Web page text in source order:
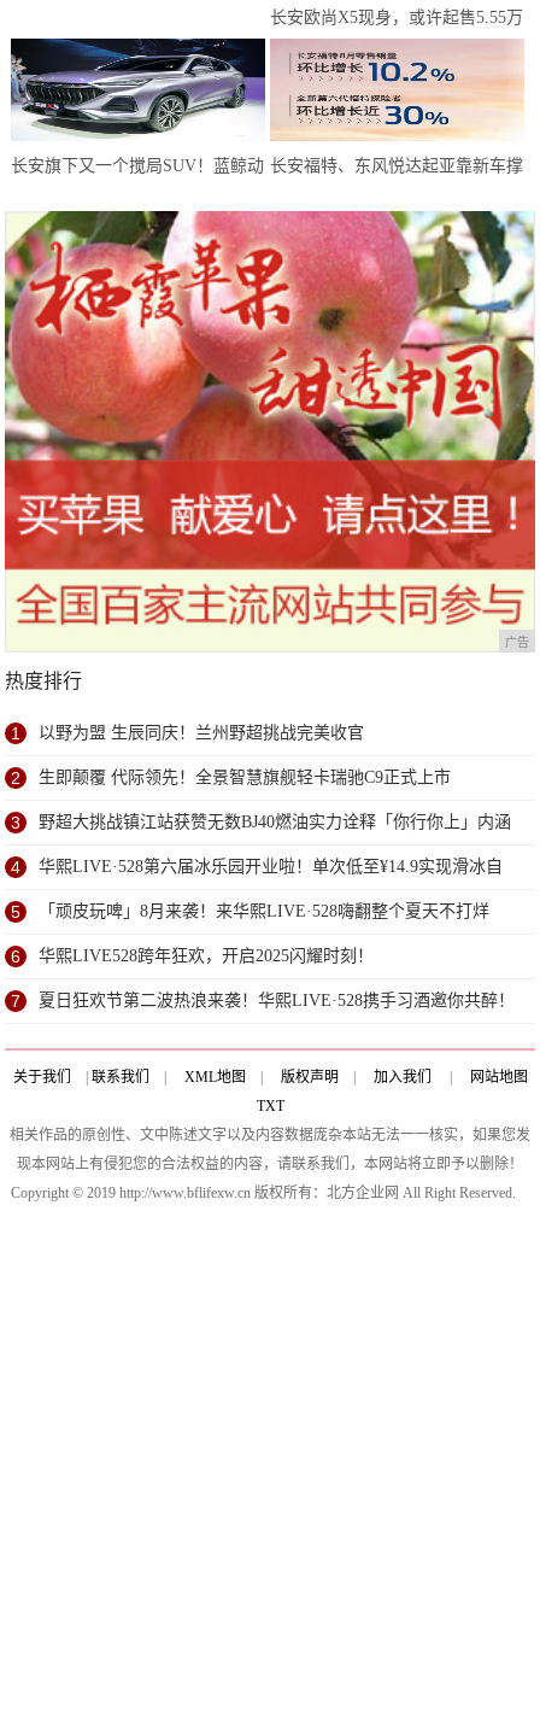
长安欧尚X5现身，或许起售5.55万
元？年轻人有了新选择
长安旗下又一个搅局SUV！蓝鲸动 长安福特、东风悦达起亚靠新车撑
广告
热度排行
1 以野为盟 生辰同庆！兰州野超挑战完美收官
2 生即颠覆 代际领先！全景智慧旗舰轻卡瑞驰C9正式上市
3 野超大挑战镇江站获赞无数BJ40燃油实力诠释「你行你上」内涵
4 华熙LIVE·528第六届冰乐园开业啦！单次低至¥14.9实现滑冰自
由！
5 「顽皮玩啤」8月来袭！来华熙LIVE·528嗨翻整个夏天不打烊
6 华熙LIVE528跨年狂欢，开启2025闪耀时刻！
7 夏日狂欢节第二波热浪来袭！华熙LIVE·528携手习酒邀你共醉！
关于我们 联系我们 XML地图 版权声明 加入我们
网站地图
TXT
相关作品的原创性、文中陈述文字以及内容数据庞杂本站无法一一核实，如果您发
现本网站上有侵犯您的合法权益的内容，请联系我们，本网站将立即予以删除！
Copyright © 2019 http://www.bflifexw.cn 版权所有：北方企业网 All Right Reserved.